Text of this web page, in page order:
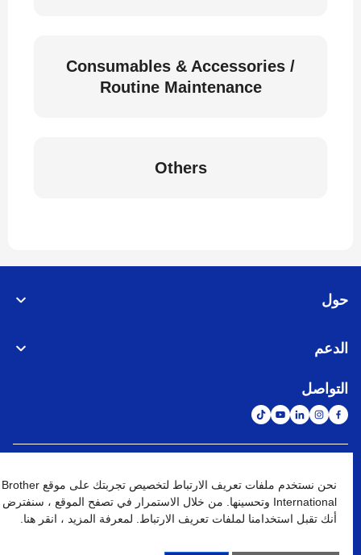
Consumables & Accessories /
Routine Maintenance
Others
حول
الدعم
التواصل
نهج الخصوصية شروط الإستخدام خريطة الموقع الإنتقال إلى الموقع العالمي
نحن نستخدم ملفات تعريف الارتباط لتخصيص تجربتك على موقع Brother
International وتحسينها. من خلال الاستمرار في تصفح الموقع ، سنفترض
أنك تقبل استخدامنا لملفات تعريف الارتباط. لمعرفة المزيد ، انقر هنا.